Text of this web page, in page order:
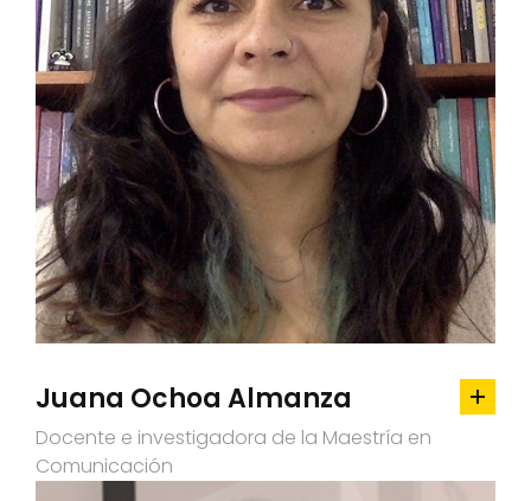
Juana Ochoa Almanza
Docente e investigadora de la Maestría en
Comunicación